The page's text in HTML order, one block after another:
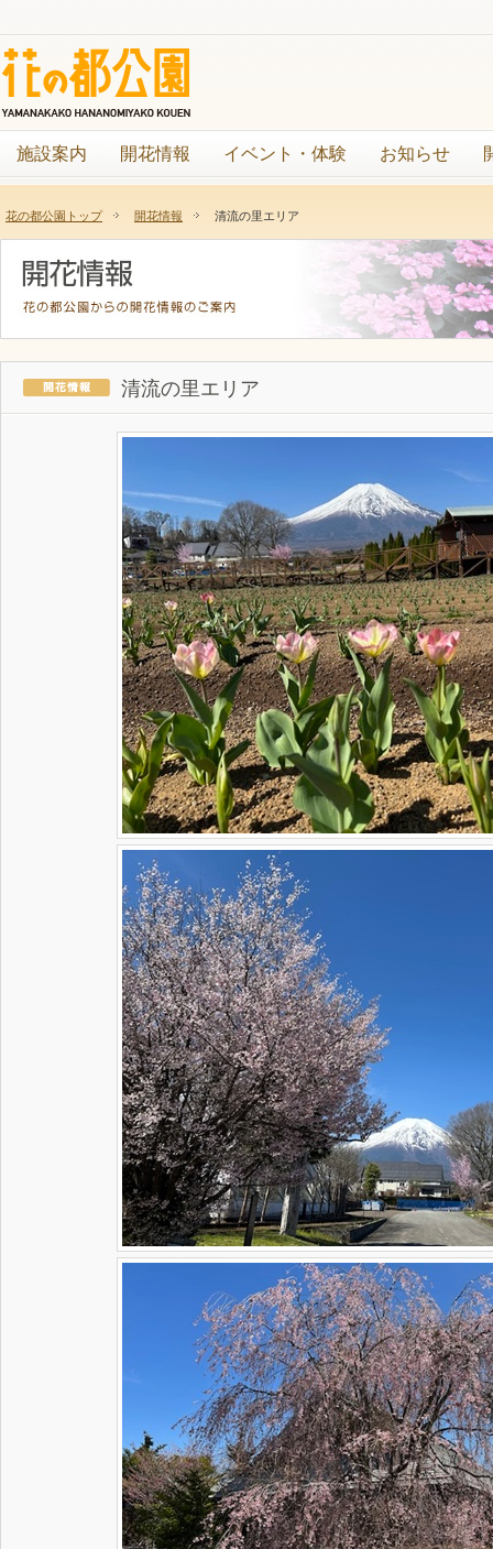
施設案内 開花情報 イベント・体験 お知らせ
花の都公園トップ 開花情報 清流の里エリア
清流の里エリア